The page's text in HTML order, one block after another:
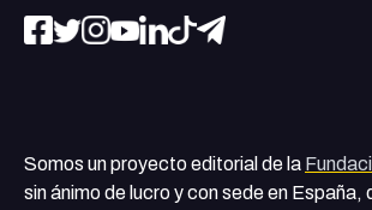
Somos un proyecto editorial de la
sin ánimo de lucro y con sede en España,